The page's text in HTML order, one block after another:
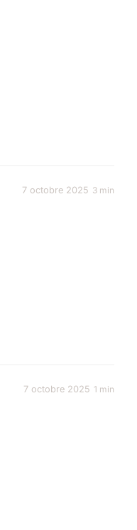
7 octobre 2025 3 min
7 octobre 2025 1 min